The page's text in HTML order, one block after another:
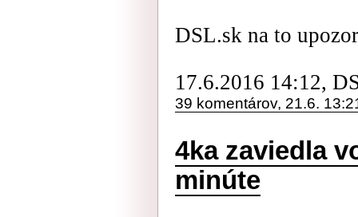
DSL.sk na to
17.6.2016 14:12,
39 komentárov, 21.6.
4ka zaviedla
minúte